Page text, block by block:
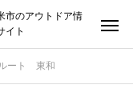
市のアウトドア情
イト
ート 東和